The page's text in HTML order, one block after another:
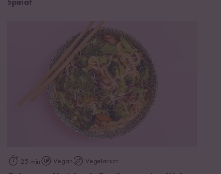
Spinat
25 min Vegan Vegetarisch